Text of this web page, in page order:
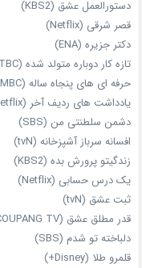
دستورالعمل عشق (KBS2)
قصر شرقی (Netflix)
دکتر جزیره (ENA)
تازه‌ کار دوباره‌ متولد شده (jTBC)
حرفه‌ ای‌ های پنجاه‌ ساله (MBC)
یادداشت‌ های ردیف آخر (Netflix)
دشمن سلطنتی من (SBS)
افسانه سرباز آشپزخانه (tvN)
زندگیتو پرورش بده (KBS2)
یک درس حسابی (Netflix)
ثبت عشق (tvN)
قدر مطلق عشق (COUPANG TV)
دلباخته تو شدم (SBS)
قلمرو طلا (Disney+)